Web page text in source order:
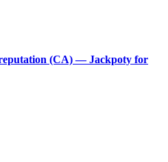
(CA) — Jackpoty for